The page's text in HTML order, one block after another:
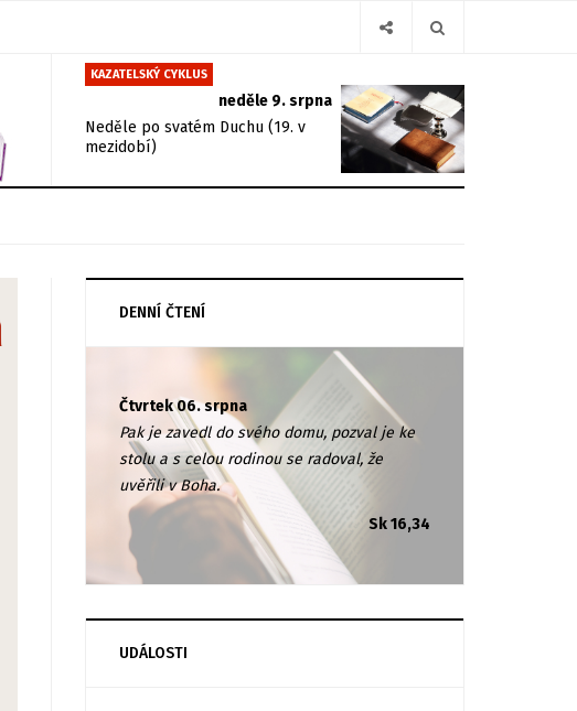
KAZATELSKÝ CYKLUS
neděle 9. srpna
Neděle po svatém Duchu (19. v
mezidobí)
DENNÍ ČTENÍ
Čtvrtek 06. srpna
Pak je zavedl do svého domu, pozval je ke
stolu a s celou rodinou se radoval, že
uvěřili v Boha.
Sk 16,34
UDÁLOSTI